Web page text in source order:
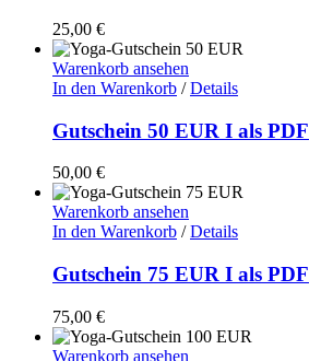
25,00 €
Warenkorb ansehen
In den Warenkorb / Details
Gutschein 50 EUR I als PDF
50,00 €
Warenkorb ansehen
In den Warenkorb / Details
Gutschein 75 EUR I als PDF
75,00 €
Warenkorb ansehen